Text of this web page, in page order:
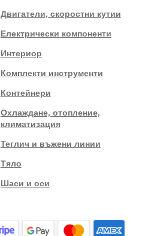
Двигатели, скоростни кутии
Електрически компоненти
Интериор
Комплекти инструменти
Контейнери
Охлаждане, отопление,
климатизация
Теглич и въжени линии
Тяло
Шаси и оси